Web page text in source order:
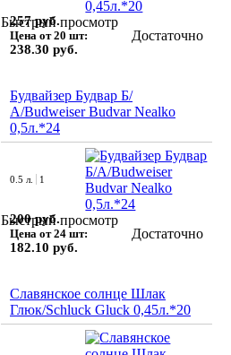
Быстрый просмотр
257 руб.
Цена от 20 шт:
238.30 руб.
Достаточно
Будвайзер Будвар Б/
А/Budweiser Budvar Nealko
0,5л.*24
Быстрый просмотр
0.5 л. 1
200 руб.
Цена от 24 шт:
182.10 руб.
Достаточно
Славянское солнце Шлак
Глюк/Schluck Gluck 0,45л.*20